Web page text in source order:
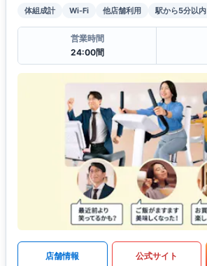
体組成計 Wi-Fi 他店舗利用 駅から5分以内
営業時間
24:00間
店舗情報 公式サイト